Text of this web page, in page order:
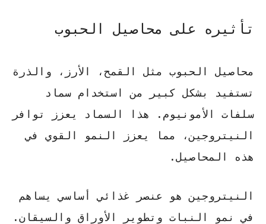
تأثيره على محاصيل الحبوب
محاصيل الحبوب مثل القمح، الأرز، والذرة
تستفيد بشكل كبير من استخدام سماد
سلفات الأمونيوم. هذا السماد يعزز توافر
النيتروجين، مما يعزز النمو القوي في
هذه المحاصيل.
النيتروجين هو عنصر غذائي أساسي يساهم
في نمو النبات وتطوير الأوراق والسيقان.